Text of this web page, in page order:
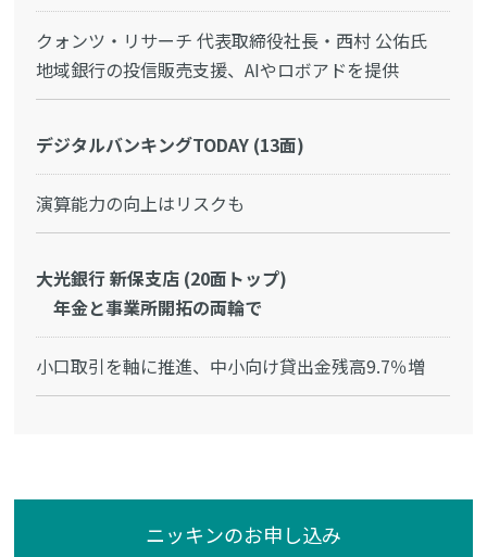
クォンツ・リサーチ 代表取締役社長・西村 公佑氏
地域銀行の投信販売支援、AIやロボアドを提供
デジタルバンキングTODAY (13面)
演算能力の向上はリスクも
大光銀行 新保支店 (20面トップ)
年金と事業所開拓の両輪で
小口取引を軸に推進、中小向け貸出金残高9.7％増
ニッキンのお申し込み